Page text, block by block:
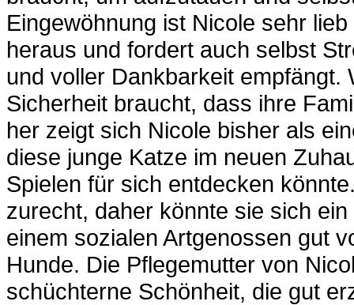
Eingewöhnung ist Nicole sehr
heraus und fordert auch selbst
und voller Dankbarkeit
Sicherheit braucht, dass ihre
her zeigt sich Nicole bisher als
diese junge Katze im neuen
Spielen für sich entdecken
zurecht, daher könnte sie sich
einem sozialen Artgenossen gut
Hunde. Die Pflegemutter von
schüchterne Schönheit, die gut